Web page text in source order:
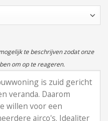
te beschrijven zodat onze
om op te reageren.